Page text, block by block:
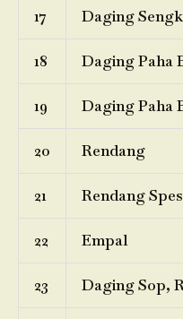
17 Daging
18 Daging Paha
19 Daging Paha
20 Rendang
21 Rendang
22 Empal
23 Daging Sop,